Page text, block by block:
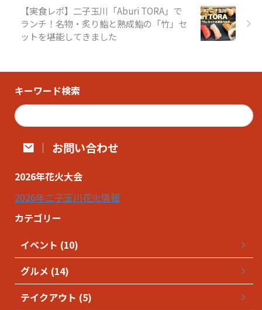
【実食レポ】二子玉川「Aburi TORA」で
ランチ！名物・炙り鮨と熟成鮨の「竹」セ
ットを堪能してきました
キーワード検索
お問い合わせ
2026年花火大会
2026年二子玉川花火情報
カテゴリー
イベント (10)
グルメ (14)
テイクアウト (5)